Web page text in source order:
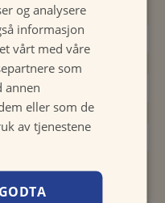
og analysere
informasjon
vårt med våre
som
annen
eller som de
av tjenestene
GODTA